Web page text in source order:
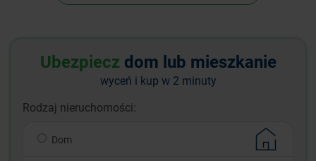
Ubezpiecz dom lub mieszkanie
wyceń i kup w 2 minuty
Rodzaj nieruchomości:
Dom